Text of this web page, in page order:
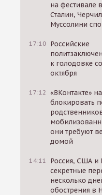
на фестивале
Сталин,
Муссолини
17:10 Российские
к голодовке
октября
17:12 «ВКонтакте»
блокировать
они требуют
домой
14:11
Россия, США и
секретные
несколько
обострения в